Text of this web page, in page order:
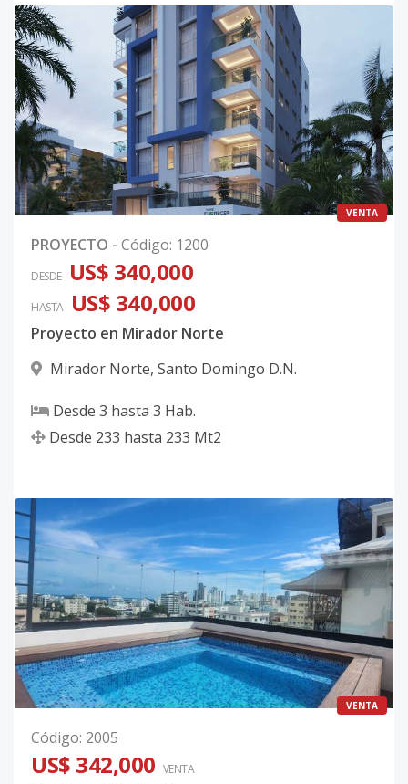
VENTA
PROYECTO - Código: 1200
DESDE US$ 340,000
HASTA US$ 340,000
Proyecto en Mirador Norte
Mirador Norte, Santo Domingo D.N.
Desde 3 hasta 3 Hab.
Desde 233 hasta 233 Mt2
VENTA
Código: 2005
US$ 342,000 VENTA